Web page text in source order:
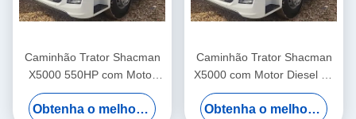
Caminhão Trator Shacman
X5000 550HP com Motor
Diesel Weichai WP13 6x4
com Capacidade de Carga
Obtenha o melhor preço
Caminhão Trator Shacman
X5000 com Motor Diesel de
550hp, Capacidade de
Carga de 21-30t e Padrão
Obtenha o melhor preço